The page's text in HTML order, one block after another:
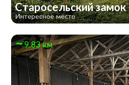
Старосельский замок
Интересное место
9.83 км